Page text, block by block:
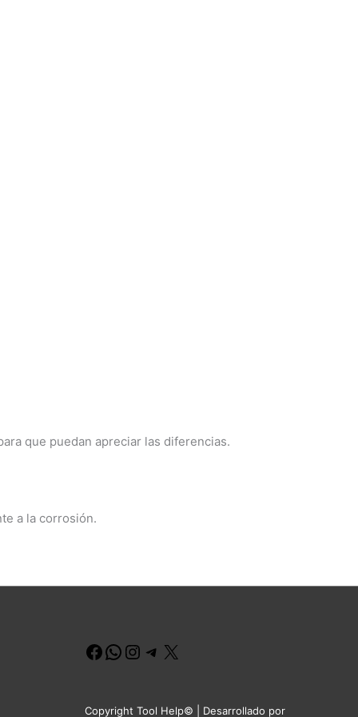
que puedan apreciar las diferencias.
a la corrosión.
Facebook
WhatsApp
Instagram
Telegram
Copyright Tool Help© | Desarrollado por